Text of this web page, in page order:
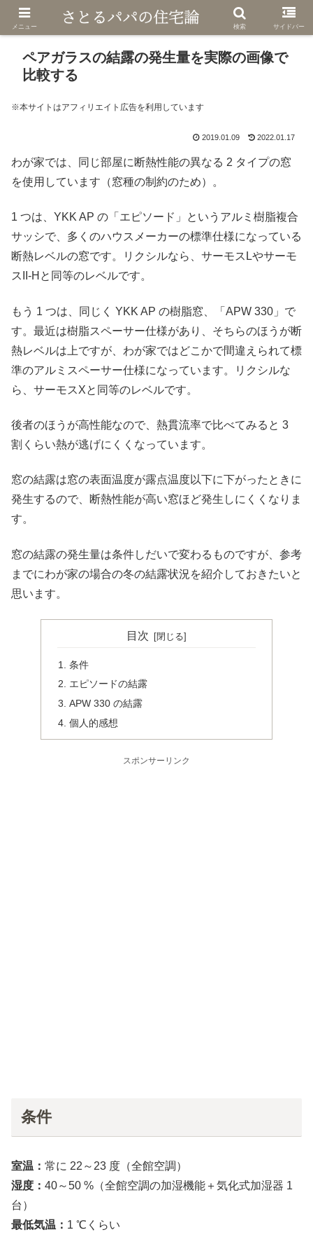
ペアガラスの結露の発生量を実際の画像で
比較する
※本サイトはアフィリエイト広告を利用しています
2019.01.09 2022.01.17
わが家では、同じ部屋に断熱性能の異なる 2 タイプの窓
を使用しています（窓種の制約のため）。
1 つは、YKK AP の「エピソード」というアルミ樹脂複合
サッシで、多くのハウスメーカーの標準仕様になっている
断熱レベルの窓です。リクシルなら、サーモスLやサーモ
スII-Hと同等のレベルです。
もう 1 つは、同じく YKK AP の樹脂窓、「APW 330」で
す。最近は樹脂スペーサー仕様があり、そちらのほうが断
熱レベルは上ですが、わが家ではどこかで間違えられて標
準のアルミスペーサー仕様になっています。リクシルな
ら、サーモスXと同等のレベルです。
後者のほうが高性能なので、熱貫流率で比べてみると 3
割くらい熱が逃げにくくなっています。
窓の結露は窓の表面温度が露点温度以下に下がったときに
発生するので、断熱性能が高い窓ほど発生しにくくなりま
す。
窓の結露の発生量は条件しだいで変わるものですが、参考
までにわが家の場合の冬の結露状況を紹介しておきたいと
思います。
目次
条件
エピソードの結露
APW 330 の結露
個人的感想
スポンサーリンク
条件
室温： 常に 22～23 度（全館空調）
湿度： 40～50 %（全館空調の加湿機能＋気化式加湿器 1
台）
最低気温： 1 ℃くらい
メニュー 検索 サイドバー